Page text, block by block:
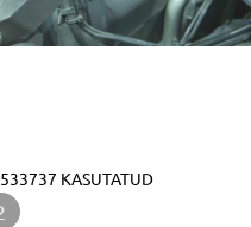
KASUTATUD